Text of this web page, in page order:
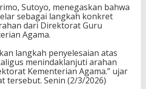
P
K
,
D
r
o
n
g
Sutoyo, menegaskan bahwa
sebagai langkah konkret
dari Direktorat Guru
Agama.
langkah penyelesaian atas
menindaklanjuti arahan
Kementerian Agama.” ujar
tersebut. Senin (2/3/2026)